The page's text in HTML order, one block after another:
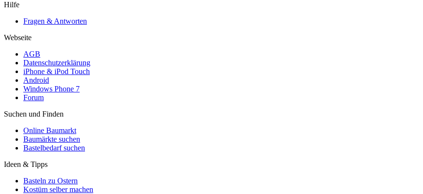
Hilfe
Fragen & Antworten
Webseite
AGB
Datenschutzerklärung
iPhone & iPod Touch
Android
Windows Phone 7
Forum
Suchen und Finden
Online Baumarkt
Baumärkte suchen
Bastelbedarf suchen
Ideen & Tipps
Basteln zu Ostern
Kostüm selber machen